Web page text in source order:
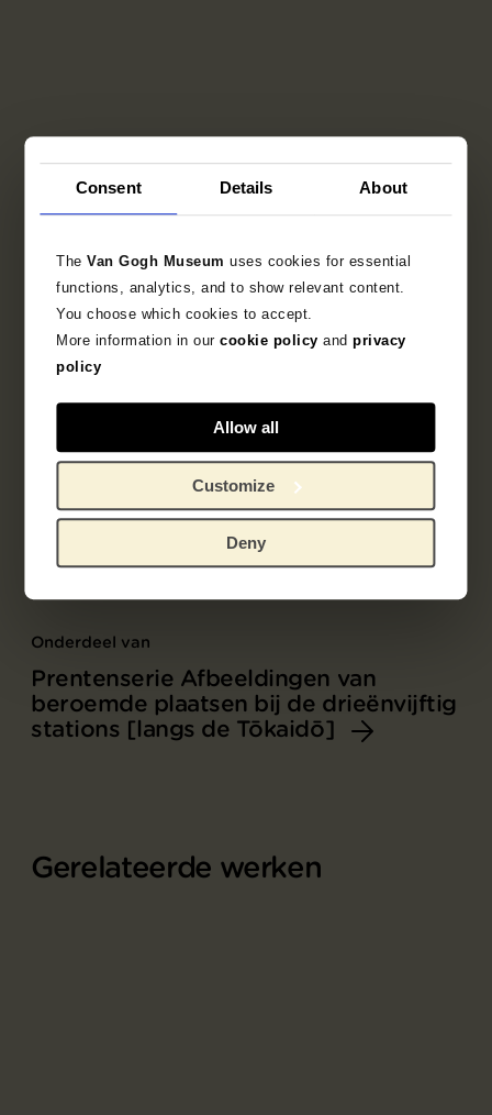
Consent Details About
TheVan Gogh Museumuses cookies for essential
functions, analytics, and to show relevant content.
You choose which cookies to accept.
More information in ourcookie policy andprivacy
policy
Allow all
Customize
Deny
Onderdeel van
Prentenserie Afbeeldingen van
beroemde plaatsen bij de drieënvijftig
stations [langs de Tōkaidō]
Gerelateerde werken